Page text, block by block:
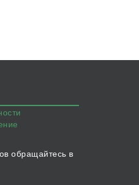
обращайтесь в